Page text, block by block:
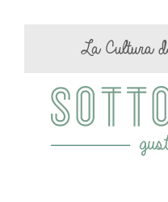
La Cultura